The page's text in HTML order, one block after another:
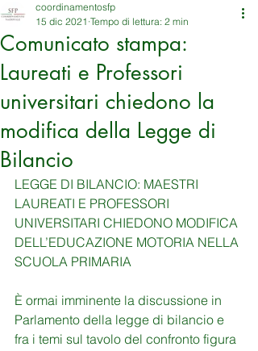
Comunicato stampa:
Laureati e Professori
universitari chiedono la
modifica della Legge di
Bilancio
coordinamentosfp
15 dic 2021 Tempo di lettura: 2 min
LEGGE DI BILANCIO: MAESTRI
LAUREATI E PROFESSORI
UNIVERSITARI CHIEDONO MODIFICA
DELL’EDUCAZIONE MOTORIA NELLA
SCUOLA PRIMARIA
È ormai imminente la discussione in
Parlamento della legge di bilancio e
fra i temi sul tavolo del confronto figura